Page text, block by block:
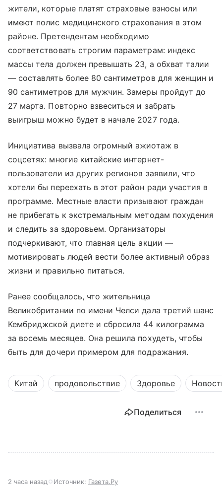
жители, которые платят страховые взносы или
имеют полис медицинского страхования в этом
районе. Претендентам необходимо
соответствовать строгим параметрам: индекс
массы тела должен превышать 23, а обхват талии
— составлять более 80 сантиметров для женщин и
90 сантиметров для мужчин. Замеры пройдут до
27 марта. Повторно взвеситься и забрать
выигрыш можно будет в начале 2027 года.
Инициатива вызвала огромный ажиотаж в
соцсетях: многие китайские интернет-
пользователи из других регионов заявили, что
хотели бы переехать в этот район ради участия в
программе. Местные власти призывают граждан
не прибегать к экстремальным методам похудения
и следить за здоровьем. Организаторы
подчеркивают, что главная цель акции —
мотивировать людей вести более активный образ
жизни и правильно питаться.
Ранее сообщалось, что жительница
Великобритании по имени Челси дала третий шанс
Кембриджской диете и сбросила 44 килограмма
за восемь месяцев. Она решила похудеть, чтобы
быть для дочери примером для подражания.
Китай продовольствие Здоровье
Поделиться
2 часа назад Источник: Газета.Ру